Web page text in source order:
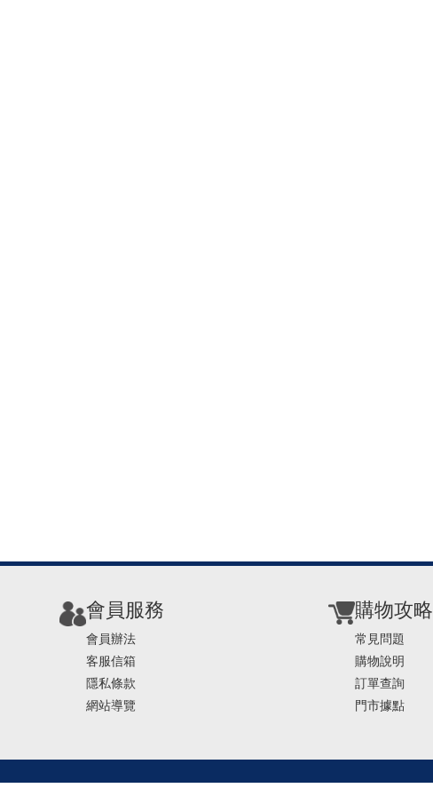
會員服務
會員辦法
客服信箱
隱私條款
網站導覽
購物攻略
常見問題
購物說明
訂單查詢
門市據點